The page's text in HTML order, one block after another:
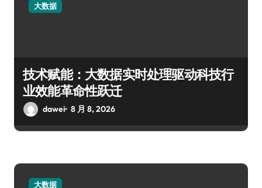
大数据
技术赋能：大数据实时处理驱动科技行
业效能革命性跃迁
dawei 8 月 8, 2026
大数据